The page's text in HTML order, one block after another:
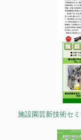
施設園芸新技術セ